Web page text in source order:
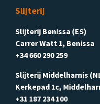
Slijterij
Slijterij Benissa (ES)
Carrer Watt 1, Benissa
+34 660 290 259
Slijterij Middelharnis
Kerkepad 1c,
+31 187 234 100